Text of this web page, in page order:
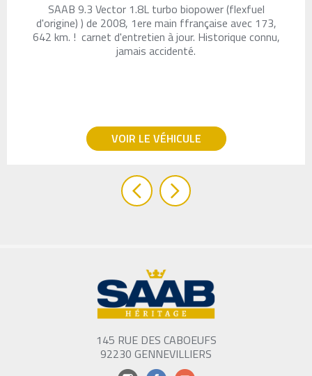
SAAB 9.3 Vector 1.8L turbo biopower (flexfuel
d'origine) ) de 2008, 1ere main ffrançaise avec 173,
642 km. ! carnet d'entretien à jour. Historique connu,
jamais accidenté.
VOIR LE VÉHICULE
145 RUE DES CABOEUFS
92230 GENNEVILLIERS